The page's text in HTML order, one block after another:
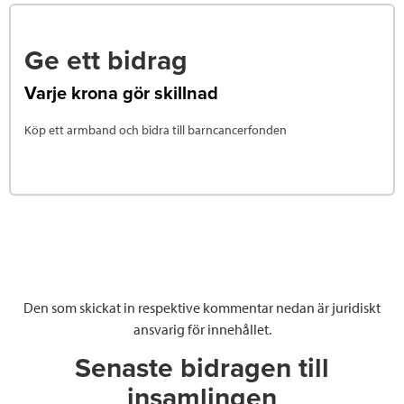
Ge ett bidrag
Varje krona gör skillnad
Köp ett armband och bidra till barncancerfonden
Den som skickat in respektive kommentar nedan är juridiskt
ansvarig för innehållet.
Senaste bidragen till